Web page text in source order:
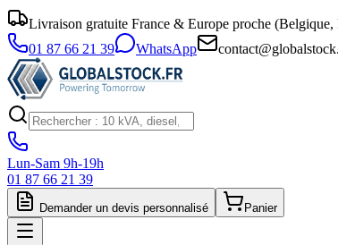
Livraison gratuite France & Europe proche
01 87 66 21 39
WhatsApp
Lun-Sam 9h-19h
01 87 66 21 39
Demander un devis personnalisé Panier